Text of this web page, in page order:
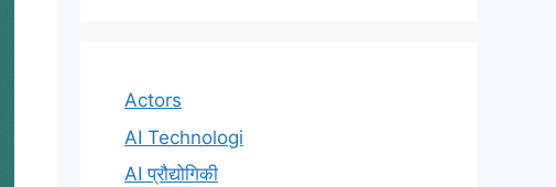
Actors
AI Technologi
AI प्रौद्योगिकी